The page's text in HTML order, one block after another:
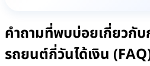
คำถามที่พบบ่อยเกี่ยวกับ
รถยนต์กี่วันได้เงิน